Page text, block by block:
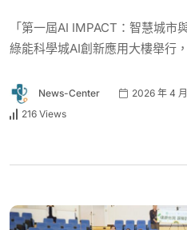
「第一屆AI IMPACT：智慧城市
綠能科學城AI創新應用大樓舉行
News-Center 2026 年 4
216 Views